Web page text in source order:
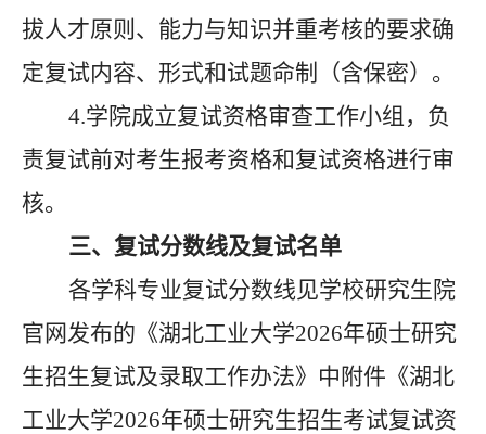
拔人才原则、能力与知识并重考核的要求确
定复试内容、形式和试题命制（含保密）。
4.学院成立复试资格审查工作小组，负
责复试前对考生报考资格和复试资格进行审
核。
三、复试分数线及复试名单
各学科专业复试分数线见学校研究生院
官网发布的《湖北工业大学2026年硕士研究
生招生复试及录取工作办法》中附件《湖北
工业大学2026年硕士研究生招生考试复试资